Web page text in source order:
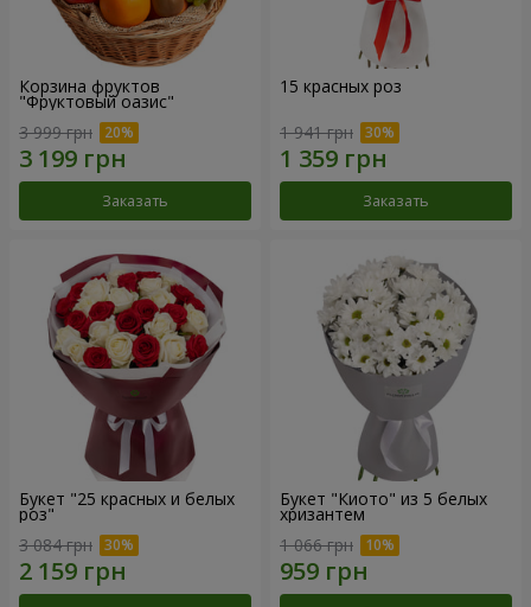
Корзина фруктов
"Фруктовый оазис"
3 999 грн
Заказать
15 красных роз
1 941 грн
Заказать
Букет "25 красных и белых
роз"
3 084 грн
Букет "Киото" из 5 белых
хризантем
1 066 грн